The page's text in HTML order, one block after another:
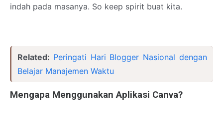
indah pada masanya. So keep spirit buat kita.
Related: Peringati Hari Blogger Nasional dengan
Belajar Manajemen Waktu
Mengapa Menggunakan Aplikasi Canva?